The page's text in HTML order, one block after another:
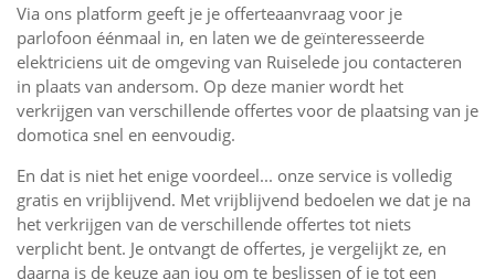
Via ons platform geeft je je offerteaanvraag voor je
parlofoon éénmaal in, en laten we de geïnteresseerde
elektriciens uit de omgeving van Ruiselede jou contacteren
in plaats van andersom. Op deze manier wordt het
verkrijgen van verschillende offertes voor de plaatsing van je
domotica snel en eenvoudig.
En dat is niet het enige voordeel... onze service is volledig
gratis en vrijblijvend. Met vrijblijvend bedoelen we dat je na
het verkrijgen van de verschillende offertes tot niets
verplicht bent. Je ontvangt de offertes, je vergelijkt ze, en
daarna is de keuze aan jou om te beslissen of je tot een